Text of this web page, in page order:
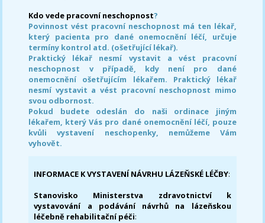
Kdo vede pracovní neschopnost?
Povinnost vést pracovní neschopnost má ten lékař,
který pacienta pro dané onemocnění léčí, určuje
termíny kontrol atd. (ošetřující lékař).
Praktický lékař nesmí vystavit a vést pracovní
neschopnost v případě, kdy není pro dané
onemocnění ošetřujícím lékařem. Praktický lékař
nesmí vystavit a vést pracovní neschopnost mimo
svou odbornost.
Pokud budete odeslán do naši ordinace jiným
lékařem, který Vás pro dané onemocnění léčí, pouze
kvůli vystavení neschopenky, nemůžeme Vám
vyhovět.
INFORMACE K VYSTAVENÍ NÁVRHU LÁZEŇSKÉ LÉČBY:
Stanovisko Ministerstva zdravotnictví k
vystavování a podávání návrhů na lázeňskou
léčebně rehabilitační péči: